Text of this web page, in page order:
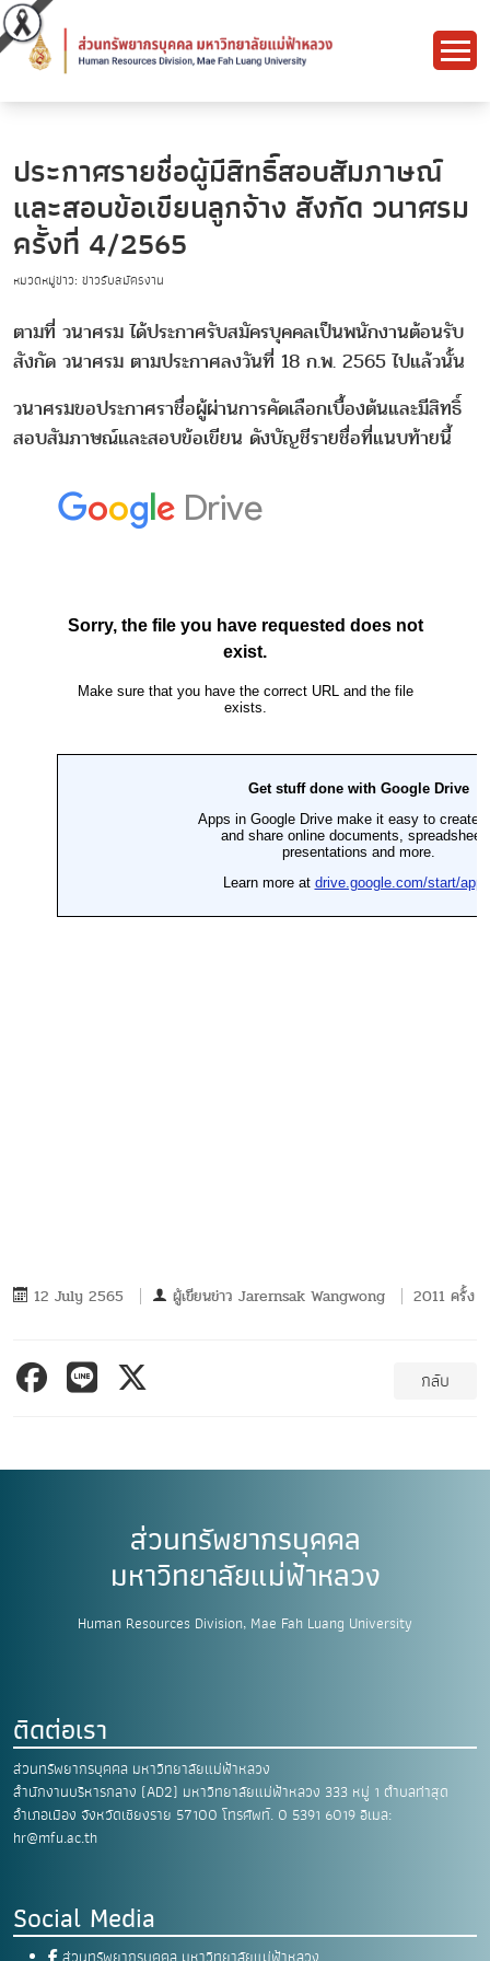
ประกาศรายชื่อผู้มีสิทธิ์สอบสัมภาษณ์
และสอบข้อเขียนลูกจ้าง สังกัด วนาศรม
ครั้งที่ 4/2565
หมวดหมู่ข่าว: ข่าวรับสมัครงาน
ตามที่ วนาศรม ได้ประกาศรับสมัครบุคคลเป็นพนักงานต้อนรับ
สังกัด วนาศรม ตามประกาศลงวันที่ 18 ก.พ. 2565 ไปแล้วนั้น
วนาศรมขอประกาศราชื่อผู้ผ่านการคัดเลือกเบื้องต้นและมีสิทธิ์
สอบสัมภาษณ์และสอบข้อเขียน ดังบัญชีรายชื่อที่แนบท้ายนี้
12 July 2565 ผู้เขียนข่าว Jarernsak Wangwong 2011 ครั้ง
กลับ
ส่วนทรัพยากรบุคคล
มหาวิทยาลัยแม่ฟ้าหลวง
Human Resources Division, Mae Fah Luang University
ติดต่อเรา
ส่วนทรัพยากรบุคคล มหาวิทยาลัยแม่ฟ้าหลวง
สำนักงานบริหารกลาง (AD2) มหาวิทยาลัยแม่ฟ้าหลวง 333 หมู่ 1 ตำบลท่าสุด
อำเภอเมือง จังหวัดเชียงราย 57100 โทรศัพท์. 0 5391 6019อีเมล:
hr@mfu.ac.th
Social Media